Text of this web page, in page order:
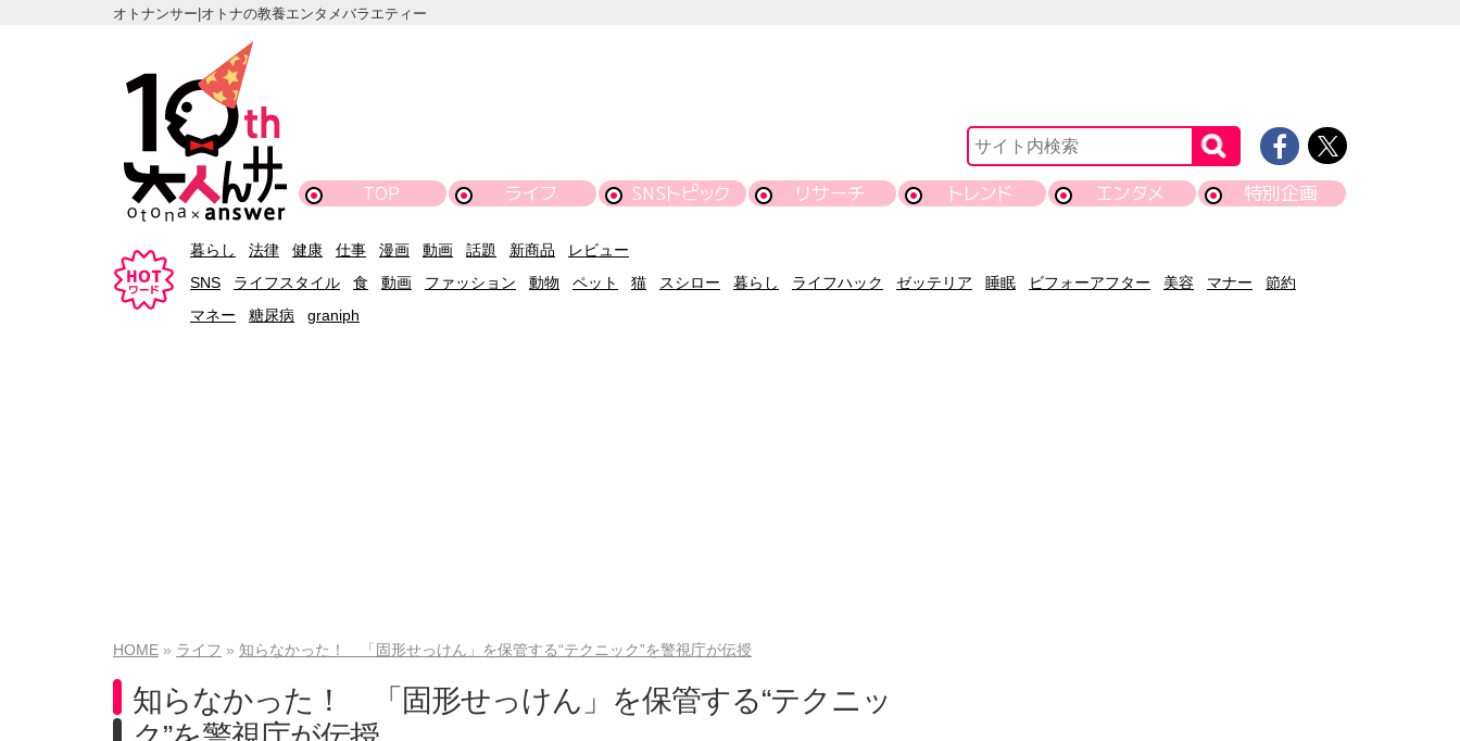
オトナンサー|オトナの教養エンタメバラエティー
TOP ライフ SNSトピック リサーチ トレンド エンタメ 特別企画
暮らし 法律 健康 仕事 漫画 動画 話題 新商品
レビュー
SNS
ライフスタイル 食 動画 ファッション 動物 ペット 猫 スシロー 暮らし ライフハック ゼッテリア 睡眠 ビフォーアフター 美容 マナー
節約
マネー
糖尿病 graniph
HOME ライフ 知らなかった！ 「固形せっけん」を保管する“テクニック”を警視庁が伝授
知らなかった！ 「固形せっけん」を保管する“テクニッ